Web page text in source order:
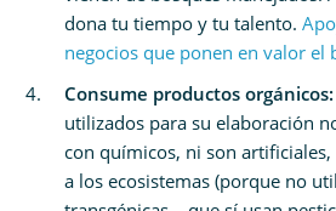
dona tu tiempo y tu talento.
negocios que ponen en valor el
Consume productos orgánicos:
utilizados para su elaboración
con químicos, ni son
a los ecosistemas (porque no